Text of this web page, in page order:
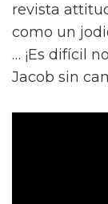
revista
como un
… ¡Es difícil
Jacob sin